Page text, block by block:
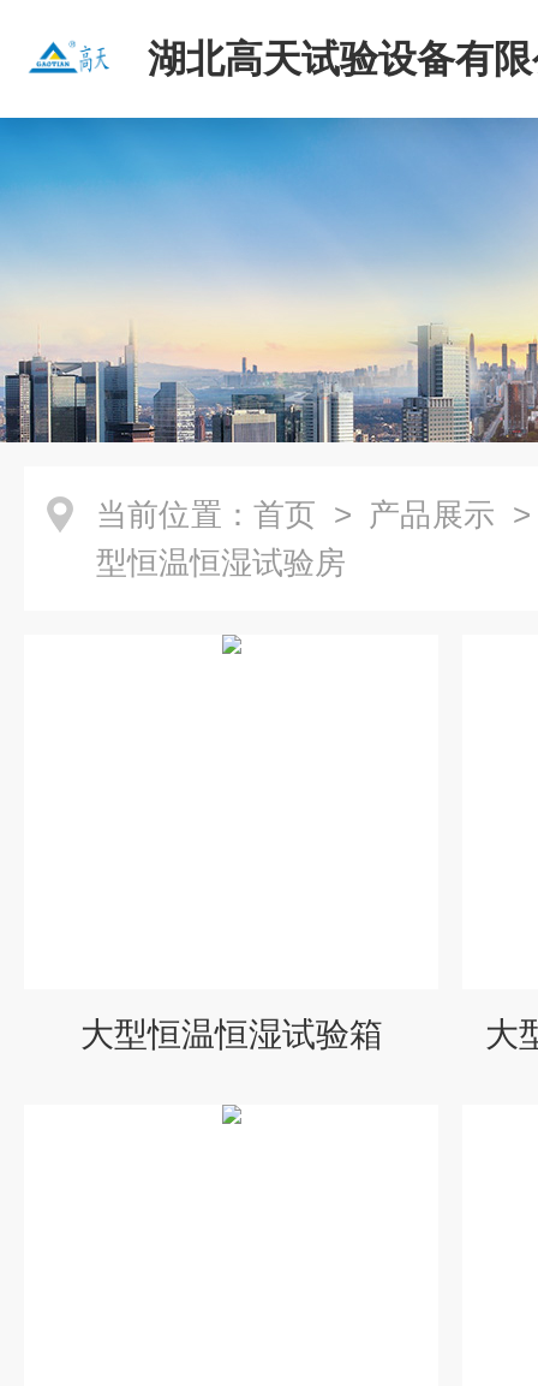
湖北高天试验设备有
当前位置： 首页 > 产品展示
型恒温恒湿试验房
大型恒温恒湿试验箱 大